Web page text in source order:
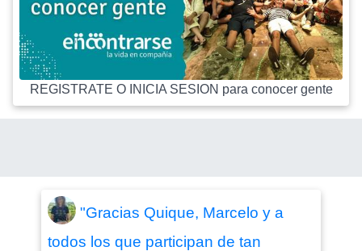
REGISTRATE O INICIA SESION para conocer gente
"Gracias Quique, Marcelo y a
todos los que participan de tan